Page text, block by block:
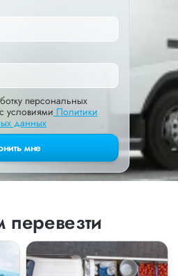
персональных
условиями Политики
данных
мне